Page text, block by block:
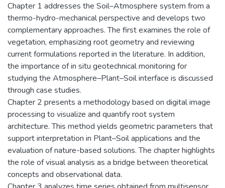
Chapter 1 addresses the Soil–Atmosphere system from a
thermo-hydro-mechanical perspective and develops two
complementary approaches. The first examines the role of
vegetation, emphasizing root geometry and reviewing
current formulations reported in the literature. In addition,
the importance of in situ geotechnical monitoring for
studying the Atmosphere–Plant–Soil interface is discussed
through case studies.
Chapter 2 presents a methodology based on digital image
processing to visualize and quantify root system
architecture. This method yields geometric parameters that
support interpretation in Plant–Soil applications and the
evaluation of nature-based solutions. The chapter highlights
the role of visual analysis as a bridge between theoretical
concepts and observational data.